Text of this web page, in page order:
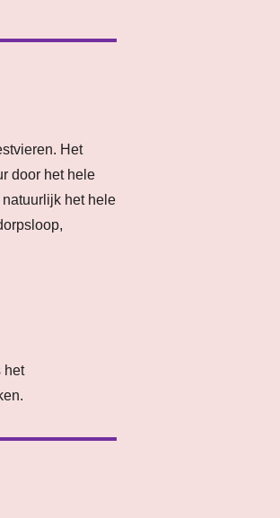
Het
door het hele
het hele
het